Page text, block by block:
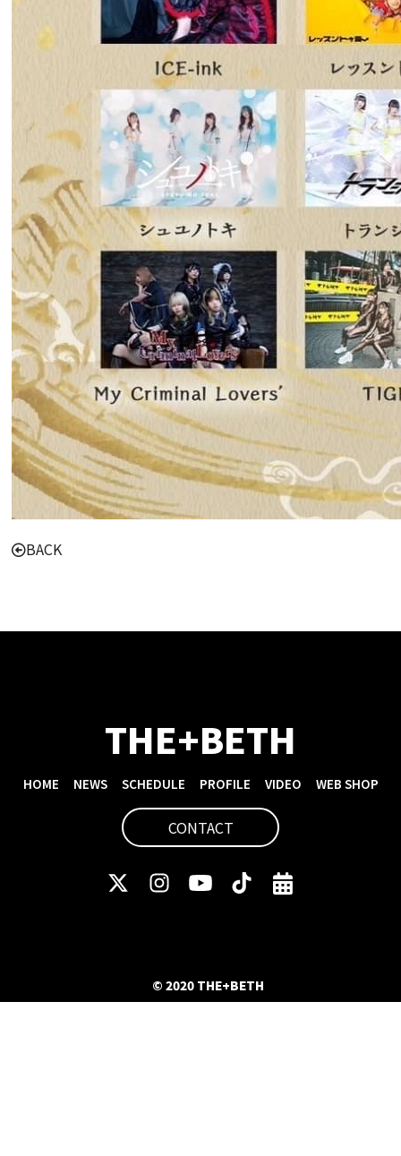
BACK
THE+BETH
HOME NEWS SCHEDULE PROFILE VIDEO WEB SHOP
CONTACT
© 2020 THE+BETH